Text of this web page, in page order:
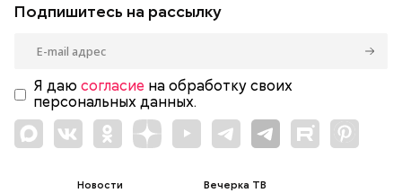
Подпишитесь на рассылку
Я даю согласие на обработку своих
персональных данных.
Новости
Вечерка ТВ